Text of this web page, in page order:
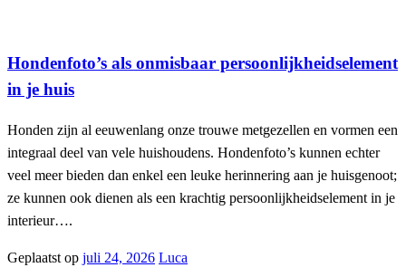
Hondenfoto’s als onmisbaar persoonlijkheidselement
in je huis
Honden zijn al eeuwenlang onze trouwe metgezellen en vormen een
integraal deel van vele huishoudens. Hondenfoto’s kunnen echter
veel meer bieden dan enkel een leuke herinnering aan je huisgenoot;
ze kunnen ook dienen als een krachtig persoonlijkheidselement in je
interieur….
Geplaatst op juli 24, 2026 Luca